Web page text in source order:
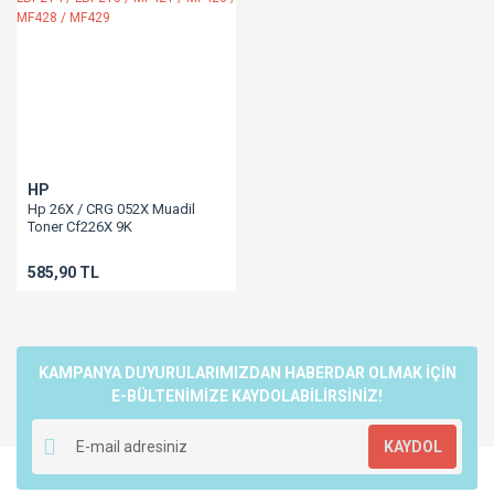
HP
Hp 26X / CRG 052X Muadil
Toner Cf226X 9K
LBP215 / MF421 / MF426 /
MF428 / MF429
585,90 TL
KAMPANYA DUYURULARIMIZDAN HABERDAR OLMAK İÇİN
E-BÜLTENİMİZE KAYDOLABİLİRSİNİZ!
KAYDOL